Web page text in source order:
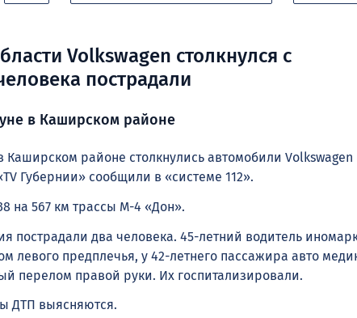
Volkswagen столкнулся с
пострадали
в Каширском районе
районе столкнулись автомобили Volkswagen
Губернии» сообщили в «системе 112».
на 567 км трассы М-4 «Дон».
пострадали два человека. 45-летний водитель
левого предплечья, у 42-летнего пассажира авто
перелом правой руки. Их госпитализировали.
ДТП выясняются.